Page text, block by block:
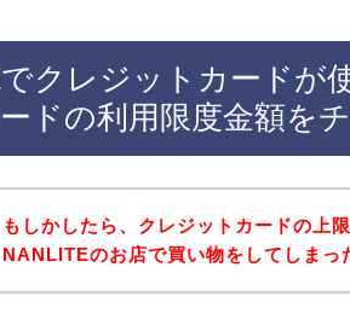
クレジットカードが
ドの利用限度金額を
もしかしたら、クレジットカードの上
NANLITEのお店で買い物をしてしまっ